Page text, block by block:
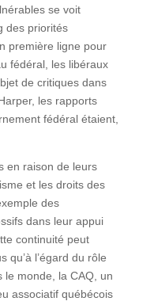
se voit
des priorités
première ligne pour
fédéral, les libéraux
de critiques dans
les rapports
fédéral étaient,
en raison de leurs
et les droits des
des
dans leur appui
continuité peut
qu’à l’égard du rôle
le monde, la CAQ, un
associatif québécois